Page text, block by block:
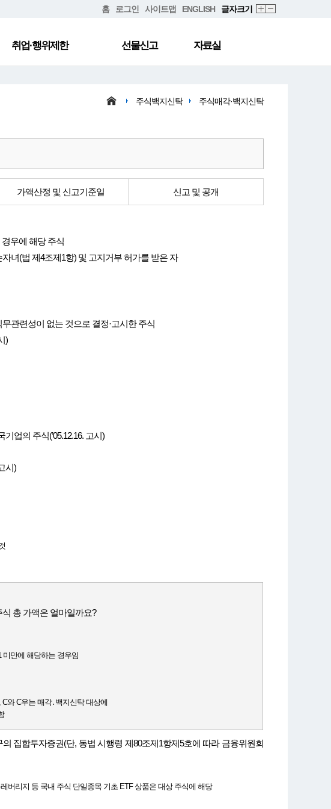
홈 로그인 사이트맵 ENGLISH 글자크기
취업·행위제한 선물신고 자료실
주식백지신탁 주식매각·백지신탁
가액산정 및 신고기준일 신고 및 공개
우에 해당 주식
녀(법 제4조제1항) 및 고지거부 허가를 받은 자
관련성이 없는 것으로 결정·고시한 주식
)
업의 주식(’05.12.16. 고시)
시)
식 총 가액은 얼마일까요?
미만에 해당하는 경우임
와 C우는 매각․백지신탁 대상에
집합투자증권(단, 동법 시행령 제80조제1항제5호에 따라 금융위원회
버리지 등 국내 주식 단일종목 기초 ETF 상품은 대상 주식에 해당